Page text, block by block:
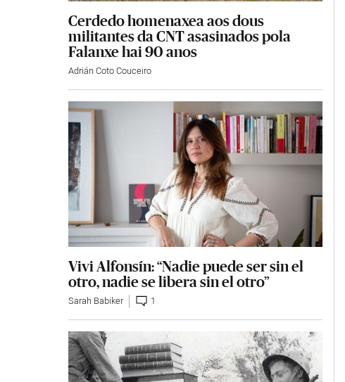
Cerdedo homenaxea aos dous
militantes da CNT asasinados pola
Falanxe hai 90 anos
Adrián Coto Couceiro
Vivi Alfonsín: “Nadie puede ser sin el
otro, nadie se libera sin el otro”
Sarah Babiker 1